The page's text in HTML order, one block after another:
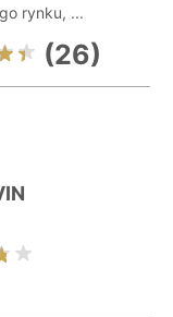
rynku, ...
(26)